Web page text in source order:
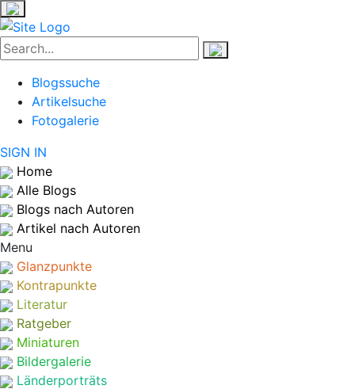
Blogssuche
Artikelsuche
Fotogalerie
SIGN IN
Home
Alle Blogs
Blogs nach Autoren
Artikel nach Autoren
Menu
Glanzpunkte
Kontrapunkte
Literatur
Ratgeber
Miniaturen
Bildergalerie
Länderporträts